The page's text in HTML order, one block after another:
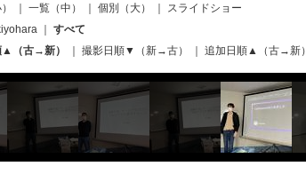
一覧（中） 個別（大）
スライドショー
すべて
▲（古→新）
撮影日順▼（新→古） 追加日順▲（古→新）